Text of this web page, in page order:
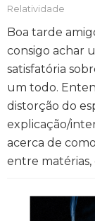
Relatividade
Boa tarde
consigo achar
satisfatória
um todo.
distorção do
explicação/
acerca de
entre